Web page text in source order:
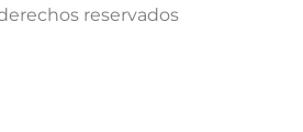
reservados